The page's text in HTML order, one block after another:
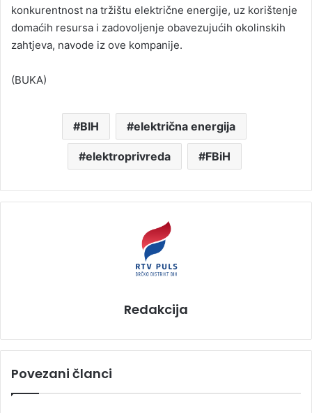
konkurentnost na tržištu električne energije, uz korištenje
domaćih resursa i zadovoljenje obavezujućih okolinskih
zahtjeva, navode iz ove kompanije.
(BUKA)
BIH električna energija
elektroprivreda FBiH
Redakcija
Povezani članci